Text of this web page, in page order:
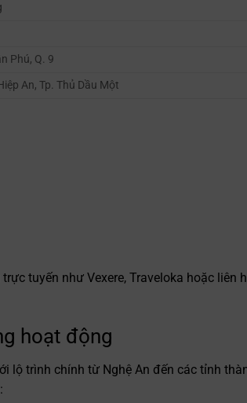
Phú, Q. 9
An, Tp. Thủ Dầu Một
tuyến như Vexere, Traveloka hoặc liên
hoạt động
lộ trình chính từ Nghệ An đến các tỉnh